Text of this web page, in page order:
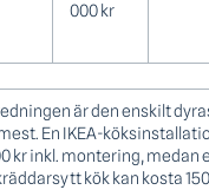
000 kr
är den enskilt
En IKEA-
kr inkl. montering, medan
kök kan kosta